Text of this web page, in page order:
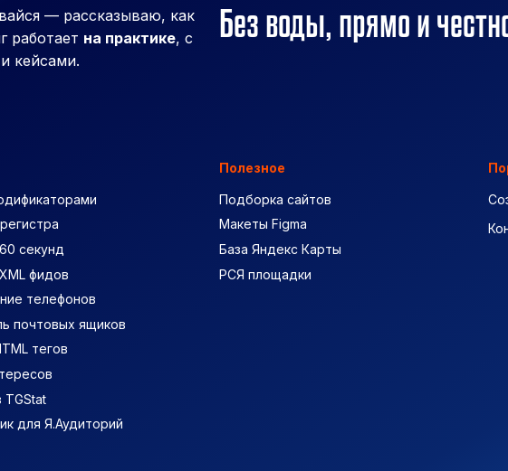
— рассказываю, как
работает на практике, с
кейсами.
Без воды, прямо и
секунд
фидов
телефонов
почтовых ящиков
тегов
TGStat
для Я.Аудиторий
Полезное
Подборка сайтов
Макеты Figma
База Яндекс Карты
РСЯ площадки